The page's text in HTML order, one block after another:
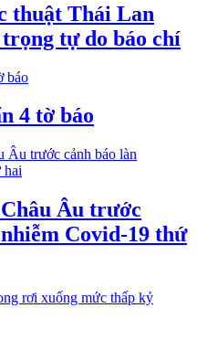
thuật Thái Lan
tự do báo chí
4 tờ báo
Âu trước
Covid-19 thứ